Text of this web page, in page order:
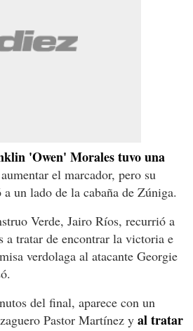
'Owen' Morales tuvo una
el marcador, pero su
a un lado de la cabaña de Zúniga.
Verde, Jairo Ríos, recurrió a
tratar de encontrar la victoria e
verdolaga al atacante Georgie
del final, aparece con un
Pastor Martínez y al tratar